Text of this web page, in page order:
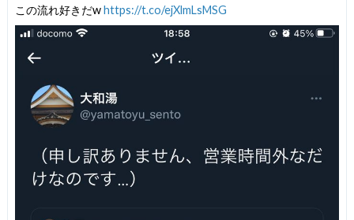
この流れ好きだwhttps://t.co/ejXlmLsMSG